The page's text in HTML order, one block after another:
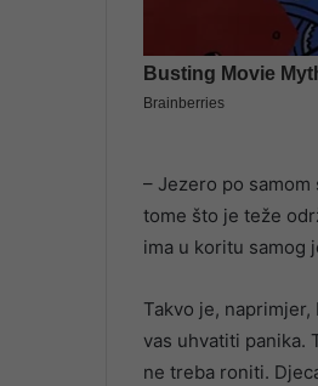
– Jezero po
tome što je teže
ima u koritu samog
Takvo je,
vas uhvatiti panika.
ne treba roniti.